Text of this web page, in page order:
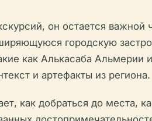
он остается важной
городскую
как Алькасаба
и артефакты из региона.
как добраться до места,